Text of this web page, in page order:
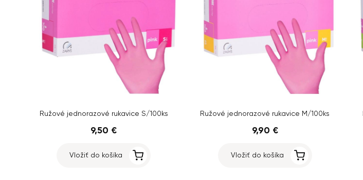
Ružové jednorazové rukavice S/100ks
9,50 €
Vložiť do košíka
Ružové jednorazové rukavice M/100ks
9,90 €
Vložiť do košíka